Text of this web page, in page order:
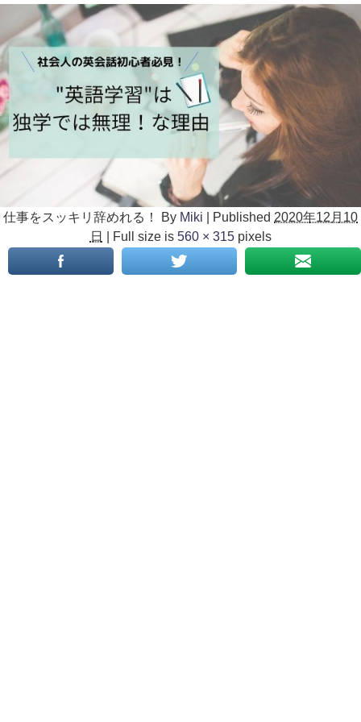
仕事をスッキリ辞めれる！ By Miki Published 2020年12月10
日
Full size is 560 × 315pixels